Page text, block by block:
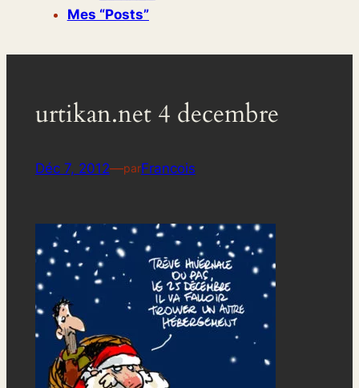
Mes “posts”
urtikan.net 4 decembre
Déc 7, 2012—parFrancois